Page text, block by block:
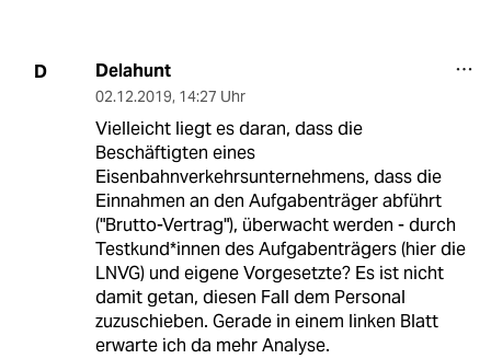
D Delahunt
02.12.2019, 14:27 Uhr
Vielleicht liegt es daran, dass die
Beschäftigten eines
Eisenbahnverkehrsunternehmens, dass die
Einnahmen an den Aufgabenträger abführt
("Brutto-Vertrag"), überwacht werden - durch
Testkund*innen des Aufgabenträgers (hier die
LNVG) und eigene Vorgesetzte? Es ist nicht
damit getan, diesen Fall dem Personal
zuzuschieben. Gerade in einem linken Blatt
erwarte ich da mehr Analyse.